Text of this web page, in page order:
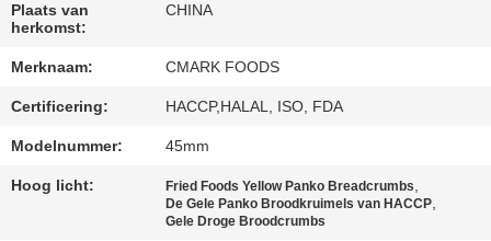
ONS
OP
NIEUWS
GEVALLEN
Plaats van
herkomst:
CHINA
Merknaam: CMARK FOODS
Certificering: HACCP,HALAL, ISO, FDA
Modelnummer: 45mm
Hoog licht: Fried Foods Yellow Panko Breadcrumbs,
De Gele Panko Broodkruimels van HACCP,
Gele Droge Broodcrumbs